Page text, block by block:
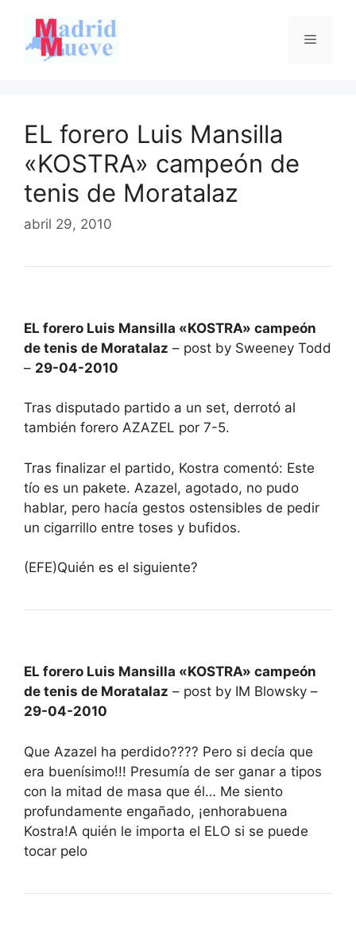
contenido
Menú
EL forero Luis Mansilla
«KOSTRA» campeón de
tenis de Moratalaz
abril 29, 2010
EL forero Luis Mansilla «KOSTRA» campeón
de tenis de Moratalaz – post by Sweeney Todd
– 29-04-2010
Tras disputado partido a un set, derrotó al
también forero AZAZEL por 7-5.
Tras finalizar el partido, Kostra comentó: Este
tío es un pakete. Azazel, agotado, no pudo
hablar, pero hacía gestos ostensibles de pedir
un cigarrillo entre toses y bufidos.
(EFE)Quién es el siguiente?
EL forero Luis Mansilla «KOSTRA» campeón
de tenis de Moratalaz – post by IM Blowsky –
29-04-2010
Que Azazel ha perdido???? Pero si decía que
era buenísimo!!! Presumía de ser ganar a tipos
con la mitad de masa que él… Me siento
profundamente engañado, ¡enhorabuena
Kostra!A quién le importa el ELO si se puede
tocar pelo